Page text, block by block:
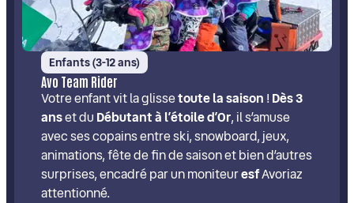
Enfants (3-12 ans)
Avo Team Rider
Votre enfant vit la glissetoute la saison ! Dès 3
anset du Débutant à l’étoile d’Or, il s’amuse
avec ses copains entre ski, snowboard, jeux,
animations, fête de fin de saison et bien d’autres
surprises, encadré par un moniteuresfAvoriaz
attentionné.